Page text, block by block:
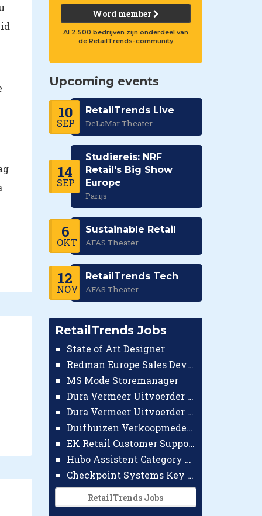
Word member
Al 2.500 bedrijven zijn onderdeel van
de RetailTrends-community
Upcoming events
10
SEP
RetailTrends Live
DeLaMar Theater
14
SEP
Studiereis: NRF
Retail's Big Show
Europe
Parijs
6
OKT
Sustainable Retail
AFAS Theater
12
NOV
RetailTrends Tech
AFAS Theater
RetailTrends Jobs
State of Art Designer
Redman Europe Sales Developer (Europe)
MS Mode Storemanager
Dura Vermeer Uitvoerder GWW Amsterdam
Dura Vermeer Uitvoerder Civiel Nijmegen
Duifhuizen Verkoopmedewerker Ridderkerk
EK Retail Customer Support Omnichannel
Hubo Assistent Category Manager
Checkpoint Systems Key Accountmanager Benelux
RetailTrends Jobs